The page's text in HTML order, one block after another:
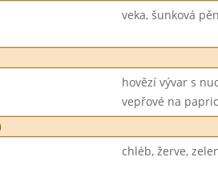
veka, šunková
hovězí vývar s
vepřové na
chléb, žerve,